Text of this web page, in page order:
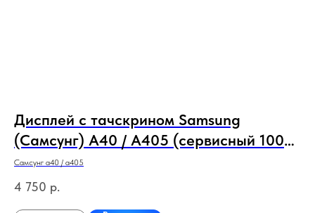
Дисплей с тачскрином Samsung
(Самсунг) A40 / A405 (сервисный 100%
оригинал) с рамкой
Самсунг а40 / а405
4 750 р.